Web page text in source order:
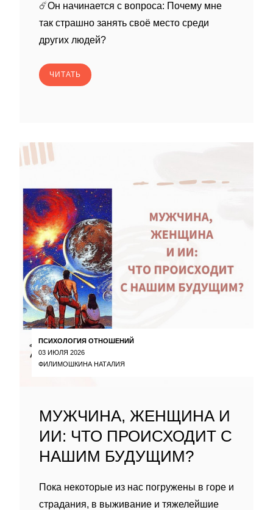
☄️Он начинается с вопроса: Почему мне
так страшно занять своё место среди
других людей?
ЧИТАТЬ
ПСИХОЛОГИЯ ОТНОШЕНИЙ
03 ИЮЛЯ 2026
ФИЛИМОШКИНА НАТАЛИЯ
МУЖЧИНА, ЖЕНЩИНА И
ИИ: ЧТО ПРОИСХОДИТ С
НАШИМ БУДУЩИМ?
Пока некоторые из нас погружены в горе и
страдания, в выживание и тяжелейшие